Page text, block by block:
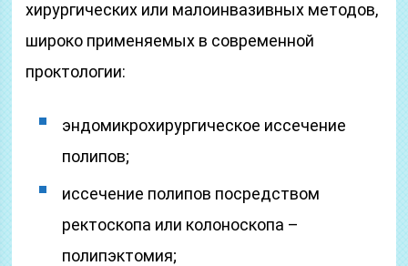
хирургических или малоинвазивных методов,
широко применяемых в современной
проктологии:
эндомикрохирургическое иссечение
полипов;
иссечение полипов посредством
ректоскопа или колоноскопа –
полипэктомия;